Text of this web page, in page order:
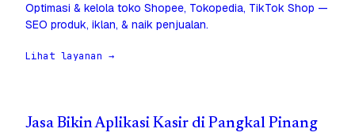
Optimasi & kelola toko Shopee, Tokopedia, TikTok Shop —
SEO produk, iklan, & naik penjualan.
Lihat layanan →
Jasa Bikin Aplikasi Kasir di Pangkal Pinang